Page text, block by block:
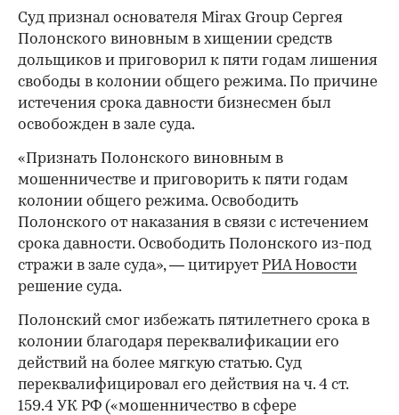
Суд признал основателя Mirax Group Сергея
Полонского виновным в хищении средств
дольщиков и приговорил к пяти годам лишения
свободы в колонии общего режима. По причине
истечения срока давности бизнесмен был
освобожден в зале суда.
«Признать Полонского виновным в
мошенничестве и приговорить к пяти годам
колонии общего режима. Освободить
Полонского от наказания в связи с истечением
срока давности. Освободить Полонского из-под
стражи в зале суда», — цитирует РИА Новости
решение суда.
Полонский смог избежать пятилетнего срока в
колонии благодаря переквалификации его
действий на более мягкую статью. Суд
переквалифицировал его действия на ч. 4 ст.
159.4 УК РФ («мошенничество в сфере